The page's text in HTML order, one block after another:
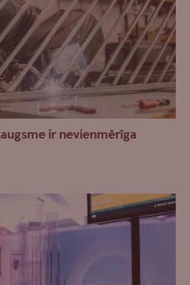
ir nevienmērīga